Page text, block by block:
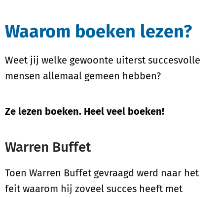
Waarom boeken lezen?
Weet jij welke gewoonte uiterst succesvolle
mensen allemaal gemeen hebben?
Ze lezen boeken. Heel veel boeken!
Warren Buffet
Toen Warren Buffet gevraagd werd naar het
feit waarom hij zoveel succes heeft met